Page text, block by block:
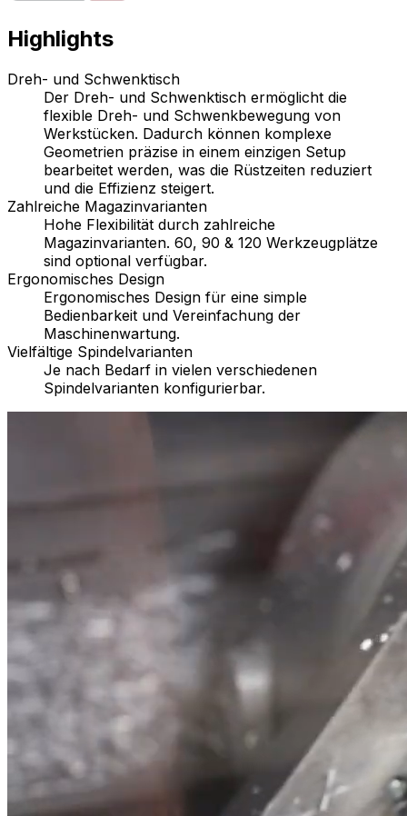
Highlights
Dreh- und Schwenktisch
Der Dreh- und Schwenktisch ermöglicht die
flexible Dreh- und Schwenkbewegung von
Werkstücken. Dadurch können komplexe
Geometrien präzise in einem einzigen Setup
bearbeitet werden, was die Rüstzeiten reduziert
und die Effizienz steigert.
Zahlreiche Magazinvarianten
Hohe Flexibilität durch zahlreiche
Magazinvarianten. 60, 90 & 120 Werkzeugplätze
sind optional verfügbar.
Ergonomisches Design
Ergonomisches Design für eine simple
Bedienbarkeit und Vereinfachung der
Maschinenwartung.
Vielfältige Spindelvarianten
Je nach Bedarf in vielen verschiedenen
Spindelvarianten konfigurierbar.